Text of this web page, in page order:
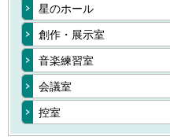
星のホール
創作・展示室
音楽練習室
会議室
控室